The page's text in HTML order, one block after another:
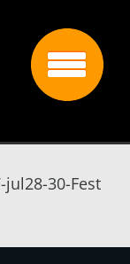
jul28-30-Fest